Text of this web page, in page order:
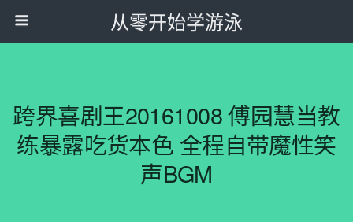
从零开始学游泳
跨界喜剧王20161008 傅园慧当教
练暴露吃货本色 全程自带魔性笑
声BGM